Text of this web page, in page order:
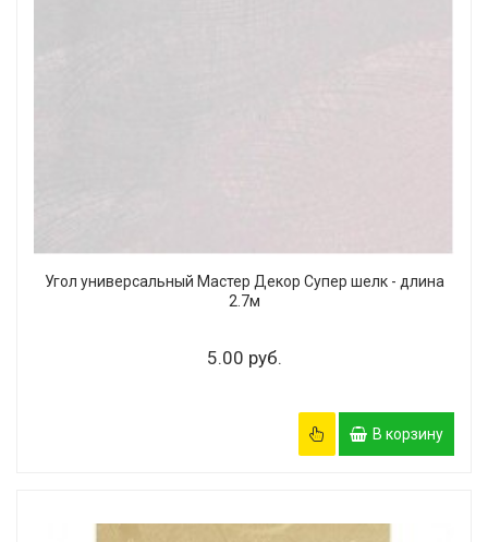
Угол универсальный Мастер Декор Супер шелк - длина
2.7м
5.00 руб.
В корзину